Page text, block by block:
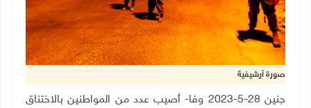
صورة أرشيفية
جنين 28-5-2023 وفا- أصيب عدد من المواطنين بالاختناق